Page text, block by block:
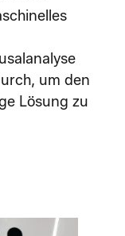
um den
Lösung zu